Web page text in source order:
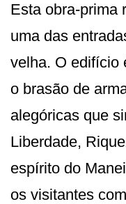
Esta obra-prima
uma das
velha. O edifício
o brasão de
alegóricas que
Liberdade,
espírito do
os visitantes